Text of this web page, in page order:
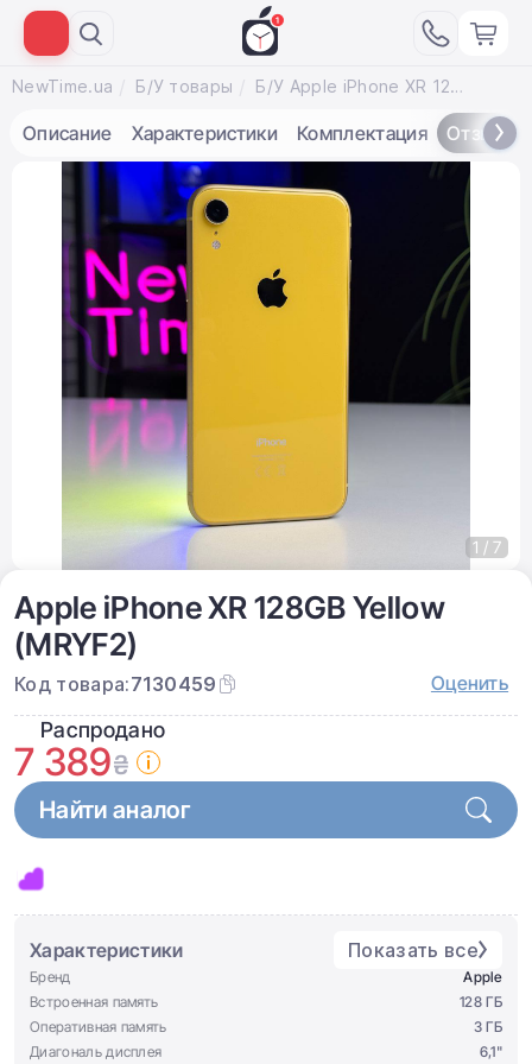
NewTime.ua Б/У товары Б/У Apple iPhone XR 128GB Yellow (MRYF2) - Состояние: хороший | Аккумулятор: 100% | Комплектация: iPhone, кабель | Гарантія: 1 мес.
Описание Характеристики Комплектация Отзывы
Apple iPhone XR 128GB Yellow
(MRYF2)
Код товара:7130459 Оценить
Распродано
7 389₴
Найти аналог
Характеристики Показать все
Бренд
Apple
Встроенная память
128 ГБ
Оперативная память
3 ГБ
Диагональ дисплея
6,1"
1 / 7